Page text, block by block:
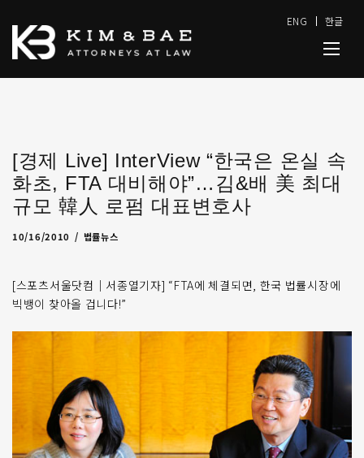
ENG 한글
[경제 Live] InterView “한국은 온실 속
화초, FTA 대비해야”…김&배 美 최대
규모 韓人 로펌 대표변호사
10/16/2010
10/21/2010 법률뉴스
byadmin
[스포츠서울닷컴｜서종열기자] “FTA에 체결되면, 한국 법률시장에
빅뱅이 찾아올 겁니다!”